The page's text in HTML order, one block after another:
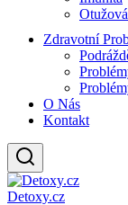
Zdravotní
O Nás
Kontakt
Detoxy.cz